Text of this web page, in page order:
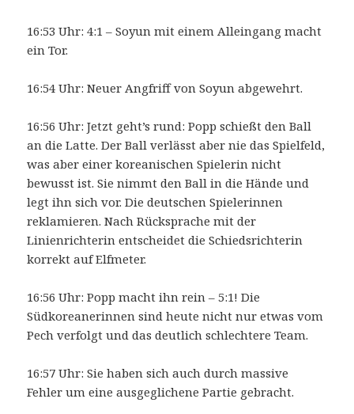
16:53 Uhr: 4:1 – Soyun mit einem Alleingang macht
ein Tor.
16:54 Uhr: Neuer Angfriff von Soyun abgewehrt.
16:56 Uhr: Jetzt geht’s rund: Popp schießt den Ball
an die Latte. Der Ball verlässt aber nie das Spielfeld,
was aber einer koreanischen Spielerin nicht
bewusst ist. Sie nimmt den Ball in die Hände und
legt ihn sich vor. Die deutschen Spielerinnen
reklamieren. Nach Rücksprache mit der
Linienrichterin entscheidet die Schiedsrichterin
korrekt auf Elfmeter.
16:56 Uhr: Popp macht ihn rein – 5:1! Die
Südkoreanerinnen sind heute nicht nur etwas vom
Pech verfolgt und das deutlich schlechtere Team.
16:57 Uhr: Sie haben sich auch durch massive
Fehler um eine ausgeglichene Partie gebracht.